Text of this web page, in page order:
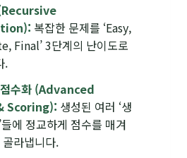
복잡한 문제를 ‘Easy,
Final’ 3단계의 난이도로
.
수화 (Advanced
Scoring): 생성된 여러 ‘생
에 정교하게 점수를 매겨
골라냅니다.